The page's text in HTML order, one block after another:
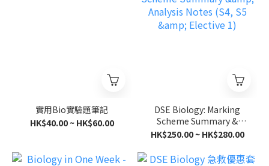
實用Bio實驗題筆記
HK$40.00 ~ HK$60.00
DSE Biology: Marking
Scheme Summary &
Analysis Notes (S4, S5 &
HK$250.00 ~ HK$280.00